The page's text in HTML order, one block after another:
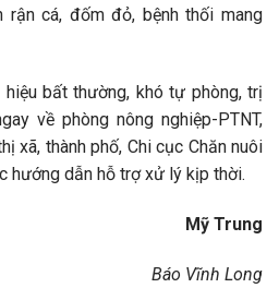
rận cá, đốm đỏ, bệnh thối mang
bất thường, khó tự phòng, trị
về phòng nông nghiệp-PTNT,
xã, thành phố, Chi cục Chăn nuôi
hướng dẫn hỗ trợ xử lý kịp thời.
Mỹ Trung
Báo Vĩnh Long